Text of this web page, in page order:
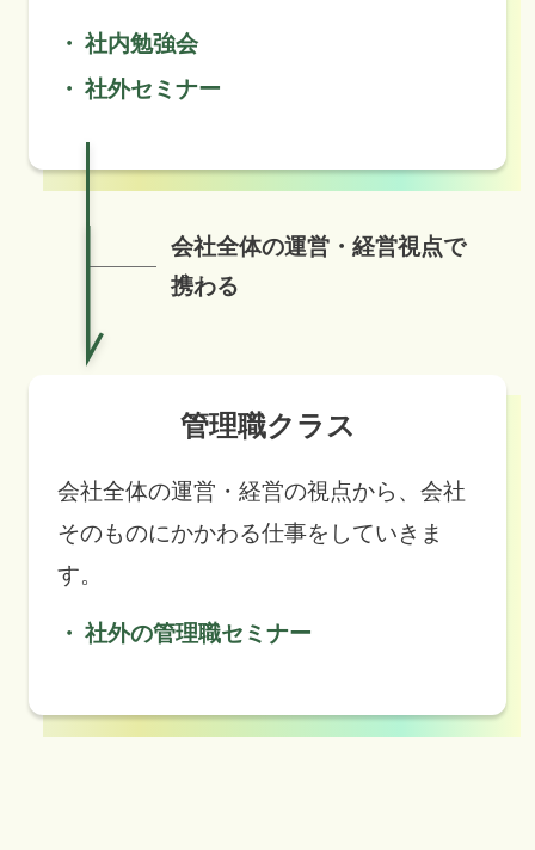
社内勉強会
社外セミナー
会社全体の運営・経営視点で
携わる
管理職クラス
会社全体の運営・経営の視点から、会社
そのものにかかわる仕事をしていきま
す。
社外の管理職セミナー